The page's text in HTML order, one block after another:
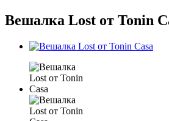
Вешалка Lost от Tonin